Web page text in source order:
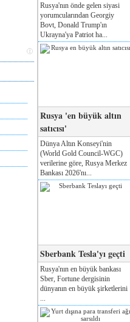
Rusya'nın önde gelen siyasi
yorumcularından Georgiy
Bovt, Donald Trump'ın
Ukrayna'ya Patriot ha...
Rusya 'en büyük altın
satıcısı'
Dünya Altın Konseyi'nin
(World Gold Council-WGC)
verilerine göre, Rusya Merkez
Bankası 2026'nı...
Sberbank Tesla'yı geçti
Rusya'nın en büyük bankası
Sber, Fortune dergisinin
dünyanın en büyük şirketlerini
...